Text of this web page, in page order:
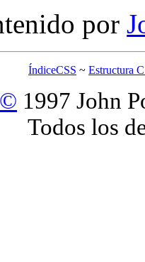
por
ÍndiceCSS ~ Estructura
1997 John
Todos los